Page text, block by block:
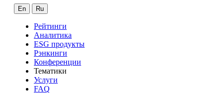
En Ru
Рейтинги
Аналитика
ESG продукты
Рэнкинги
Конференции
Тематики
Услуги
FAQ